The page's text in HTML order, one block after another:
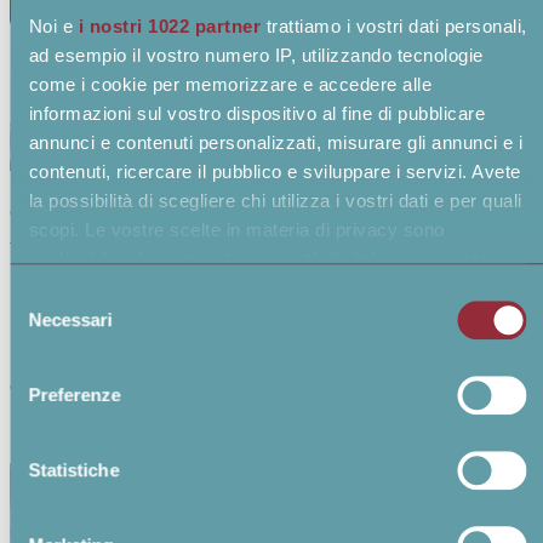
Noi e i nostri 1022 partnertrattiamo i vostri dati personali,
ad esempio il vostro numero IP, utilizzando tecnologie
come i cookie per memorizzare e accedere alle
informazioni sul vostro dispositivo al fine di pubblicare
annunci e contenuti personalizzati, misurare gli annunci e i
contenuti, ricercare il pubblico e sviluppare i servizi. Avete
la possibilità di scegliere chi utilizza i vostri dati e per quali
scopi. Le vostre scelte in materia di privacy sono
applicabili solo su questa proprietà digitale in cui avete
revocare il proprio consenso in qualsiasi momento dalla
raccogliere informazioni sulla tua posizione
geografica, con un'approssimazione di qualche metro,
Identificare il tuo dispositivo, scansionandolo
delNecessari
Preferenze
Statistiche
Gestione delle risorse umane
Digitalizzazione della gestione delle risorse umane con
di turni del personale infermieristico.